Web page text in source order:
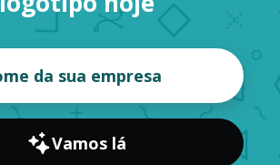
Vamos lá